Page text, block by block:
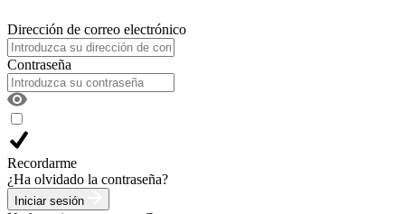
Dirección de correo electrónico
Contraseña
Recordarme
¿Ha olvidado la contraseña?
Iniciar sesión